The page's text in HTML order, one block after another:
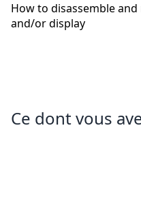
How to disassemble
and/or display
Ce dont vous